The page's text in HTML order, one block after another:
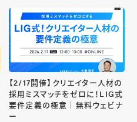
【2/17開催】クリエイター人材の
採用ミスマッチをゼロに！LIG式
要件定義の極意｜無料ウェビナ
ー